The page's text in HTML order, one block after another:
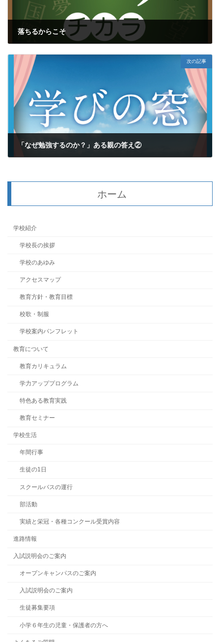
落ちるからこそ
次の記事
「なぜ勉強するのか？」ある親の答え②
ホーム
学校紹介
学校長の挨拶
学校のあゆみ
アクセスマップ
教育方針・教育目標
校歌・制服
学校案内パンフレット
教育について
教育カリキュラム
学力アッププログラム
特色ある教育実践
教育セミナー
学校生活
年間行事
生徒の1日
スクールバスの運行
部活動
実績と栄冠・各種コンクール受賞内容
進路情報
入試説明会のご案内
オープンキャンパスのご案内
入試説明会のご案内
生徒募集要項
小学６年生の児童・保護者の方へ